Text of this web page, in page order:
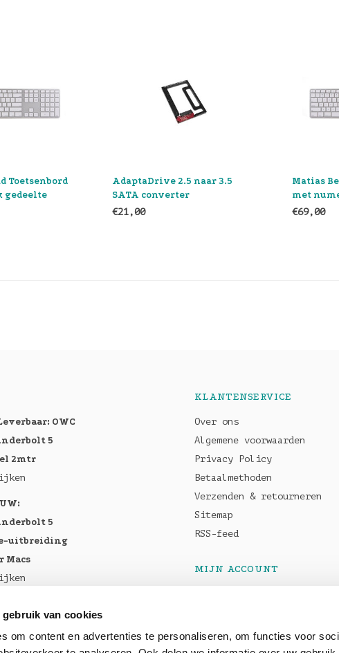
gebruik van cookies
om content en advertenties te personaliseren, om functies voor
2.5 naar 3.5
Matias Bedraad Toetsenbord
met numeriek gedeelte
€69,00
OWC
5
2mtr
5
uitbreiding
Macs
Pro M5
M5 Max
KLANTENSERVICE
Over ons
Algemene voorwaarden
Privacy Policy
Betaalmethoden
Verzenden & retourneren
Sitemap
RSS-feed
MIJN ACCOUNT
Mijn tickets